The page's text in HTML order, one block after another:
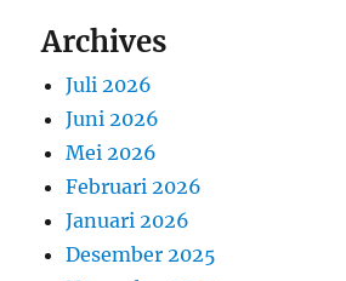
Archives
Juli 2026
Juni 2026
Mei 2026
Februari 2026
Januari 2026
Desember 2025